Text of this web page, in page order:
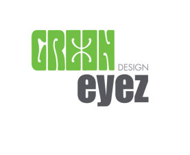
zum
Inhalt